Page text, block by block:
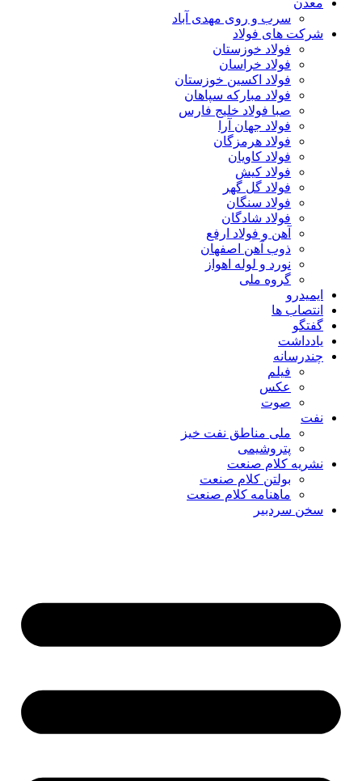
سرب و روی مهدی آباد
شرکت های فولاد
فولاد خوزستان
فولاد خراسان
فولاد اکسین خوزستان
فولاد مبارکه سپاهان
صبا فولاد خلیج فارس
فولاد جهان آرا
فولاد هرمزگان
فولاد کاویان
فولاد کیش
فولاد گل گهر
فولاد سنگان
فولاد شادگان
آهن و فولاد ارفع
ذوب آهن اصفهان
نورد و لوله اهواز
گروه ملی
ایمیدرو
انتصاب ها
گفتگو
یادداشت
چندرسانه
فیلم
عکس
صوت
نفت
ملی مناطق نفت خیز
پتروشیمی
نشریه کلام صنعت
بولتن کلام صنعت
ماهنامه کلام صنعت
سخن سردبیر